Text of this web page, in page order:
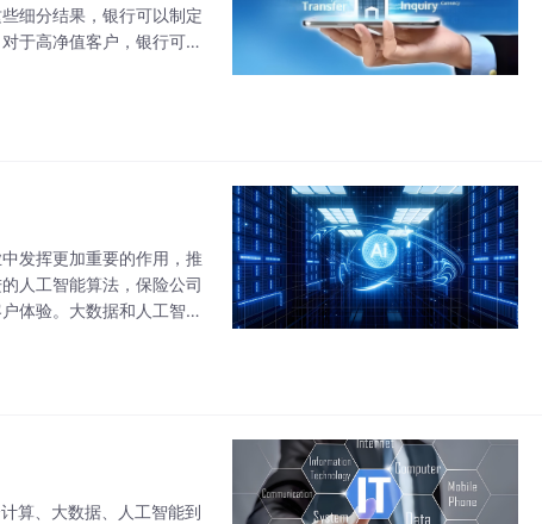
细分结果，银行可以制定
于高净值客户，银行可以
发挥更加重要的作用，推
人工智能算法，保险公司
体验。大数据和人工智能
算、大数据、人工智能到